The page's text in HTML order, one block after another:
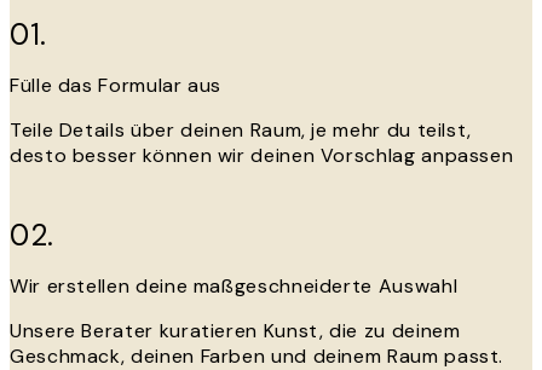
01.
Fülle das Formular aus
Teile Details über deinen Raum, je mehr du teilst,
desto besser können wir deinen Vorschlag anpassen
02.
Wir erstellen deine maßgeschneiderte Auswahl
Unsere Berater kuratieren Kunst, die zu deinem
Geschmack, deinen Farben und deinem Raum passt.